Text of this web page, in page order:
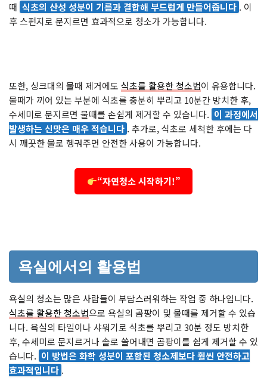
때 식초의 산성 성분이 기름과 결합해 부드럽게 만들어줍니다 . 이
후 스펀지로 문지르면 효과적으로 청소가 가능합니다.
또한, 싱크대의 물때 제거에도 식초를 활용한 청소법이 유용합니다.
물때가 끼어 있는 부분에 식초를 충분히 뿌리고 10분간 방치한 후,
수세미로 문지르면 물때를 손쉽게 제거할 수 있습니다. 이 과정에서
발생하는 신맛은 매우 적습니다 . 추가로, 식초로 세척한 후에는 다
시 깨끗한 물로 헹궈주면 안전한 사용이 가능합니다.
“자연청소 시작하기!”
욕실에서의 활용법
욕실의 청소는 많은 사람들이 부담스러워하는 작업 중 하나입니다.
식초를 활용한 청소법으로 욕실의 곰팡이 및 물때를 제거할 수 있습
니다. 욕실의 타일이나 샤워기로 식초를 뿌리고 30분 정도 방치한
후, 수세미로 문지르거나 솔로 쓸어내면 곰팡이를 쉽게 제거할 수 있
습니다. 이 방법은 화학 성분이 포함된 청소제보다 훨씬 안전하고
효과적입니다 .